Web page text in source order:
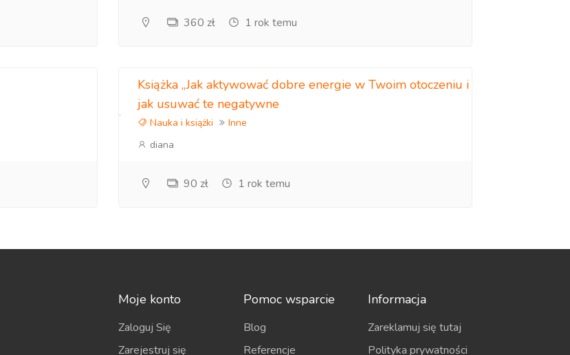
360 zł 1 rok temu
Książka „Jak aktywować dobre energie w Twoim otoczeniu i
jak usuwać te negatywne
Nauka i książki
Inne
diana
90 zł 1 rok temu
Moje konto
Zaloguj Się
Zarejestruj się
Pomoc wsparcie
Blog
Referencje
Informacja
Zareklamuj się tutaj
Polityka prywatności